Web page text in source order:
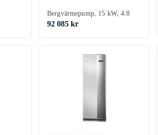
Bergvärmepump, 15 kW, 4.8
92 085 kr